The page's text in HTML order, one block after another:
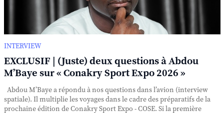
INTERVIEW
EXCLUSIF | (Juste) deux questions à Abdou
M’Baye sur « Conakry Sport Expo 2026 »
Abdou M’Baye a répondu à nos questions dans l’avion (interview
spatiale). Il multiplie les voyages dans le cadre des préparatifs de la
prochaine édition de Conakry Sport Expo - COSE. Si la première